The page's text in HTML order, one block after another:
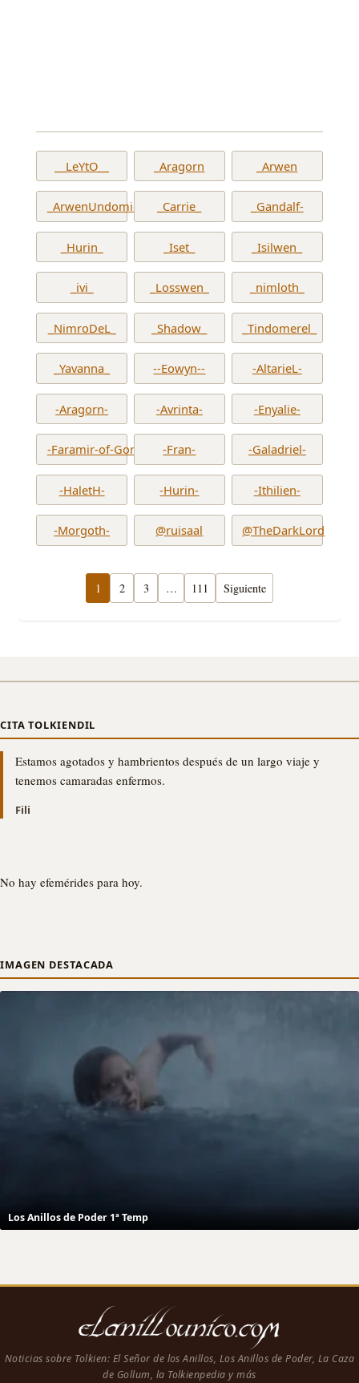
__LeYtO__ _Aragorn _Arwen
_ArwenUndomiel_ _Carrie_ _Gandalf-
_Hurin_ _Iset_ _Isilwen_
_ivi_ _Losswen_ _nimloth_
_NimroDeL_ _Shadow_ _Tindomerel_
_Yavanna_ --Eowyn-- -AltarieL-
-Aragorn- -Avrinta- -Enyalie-
-Faramir-of-Gondor- -Fran- -Galadriel-
-HaletH- -Hurin- -Ithilien-
-Morgoth- @ruisaal @TheDarkLord
1 2 3 … 111 Siguiente
CITA TOLKIENDIL
Estamos agotados y hambrientos después de un largo viaje y
tenemos camaradas enfermos.
Fili
No hay efemérides para hoy.
IMAGEN DESTACADA
Los Anillos de Poder 1ª Temp
Noticias sobre Tolkien: El Señor de los Anillos, Los Anillos de Poder, La Caza
de Gollum, la Tolkienpedia y más